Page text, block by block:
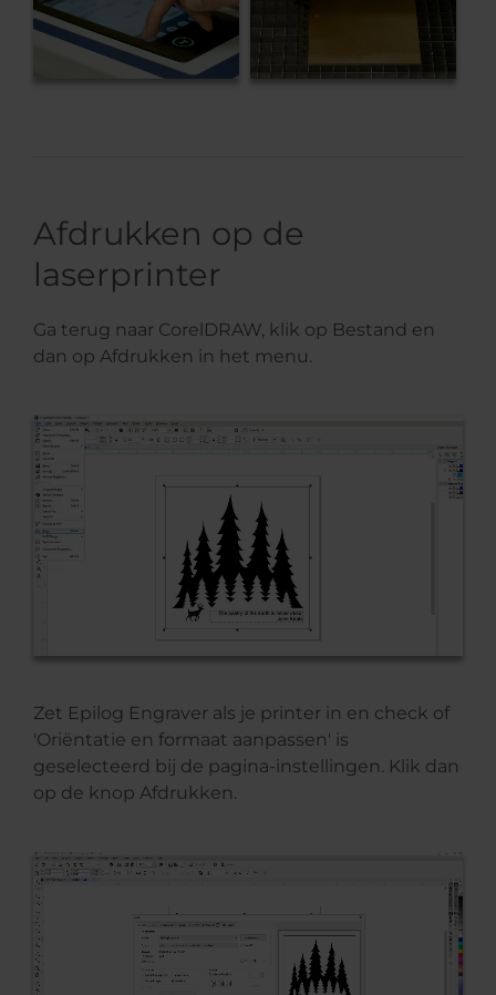
Afdrukken op de
laserprinter
Ga terug naar CorelDRAW, klik op Bestand en
dan op Afdrukken in het menu.
Zet Epilog Engraver als je printer in en check of
'Oriëntatie en formaat aanpassen' is
geselecteerd bij de pagina-instellingen. Klik dan
op de knop Afdrukken.